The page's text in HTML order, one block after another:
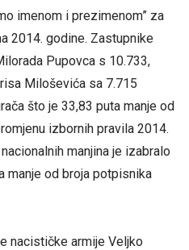
imenom i prezimenom” za
2014. godine. Zastupnike
Pupovca s 10.733,
Miloševića sa 7.715
što je 33,83 puta manje od
izbornih pravila 2014.
manjina je izabralo
manje od broja potpisnika
nacističke armije Veljko